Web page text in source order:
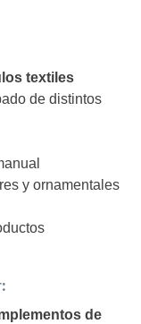
textiles
de distintos
y ornamentales
de